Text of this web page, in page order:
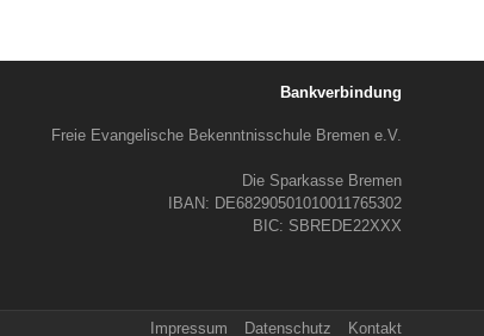
Bankverbindung
Freie Evangelische Bekenntnisschule Bremen e.V.
Die Sparkasse Bremen
IBAN: DE68290501010011765302
BIC: SBREDE22XXX
Impressum Datenschutz Kontakt